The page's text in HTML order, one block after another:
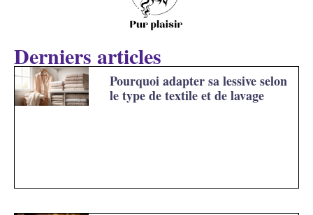
Derniers articles
Pourquoi adapter sa lessive selon
le type de textile et de lavage